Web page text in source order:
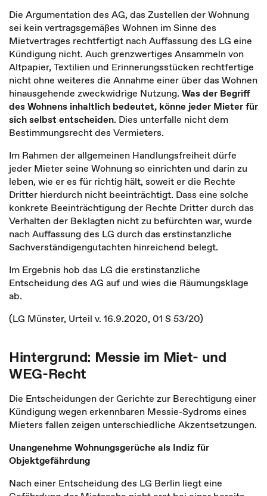
Die Argumentation des AG, das Zustellen der Wohnung
sei kein vertragsgemäßes Wohnen im Sinne des
Mietvertrages rechtfertigt nach Auffassung des LG eine
Kündigung nicht. Auch grenzwertiges Ansammeln von
Altpapier, Textilien und Erinnerungsstücken rechtfertige
nicht ohne weiteres die Annahme einer über das Wohnen
hinausgehende zweckwidrige Nutzung. Was der Begriff
des Wohnens inhaltlich bedeutet, könne jeder Mieter für
sich selbst entscheiden. Dies unterfalle nicht dem
Bestimmungsrecht des Vermieters.
Im Rahmen der allgemeinen Handlungsfreiheit dürfe
jeder Mieter seine Wohnung so einrichten und darin zu
leben, wie er es für richtig hält, soweit er die Rechte
Dritter hierdurch nicht beeinträchtigt. Dass eine solche
konkrete Beeinträchtigung der Rechte Dritter durch das
Verhalten der Beklagten nicht zu befürchten war, wurde
nach Auffassung des LG durch das erstinstanzliche
Sachverständigengutachten hinreichend belegt.
Im Ergebnis hob das LG die erstinstanzliche
Entscheidung des AG auf und wies die Räumungsklage
ab.
(LG Münster, Urteil v. 16.9.2020, 01 S 53/20)
Hintergrund: Messie im Miet- und
WEG-Recht
Die Entscheidungen der Gerichte zur Berechtigung einer
Kündigung wegen erkennbaren Messie-Sydroms eines
Mieters fallen zeigen unterschiedliche Akzentsetzungen.
Unangenehme Wohnungsgerüche als Indiz für
Objektgefährdung
Nach einer Entscheidung des LG Berlin liegt eine